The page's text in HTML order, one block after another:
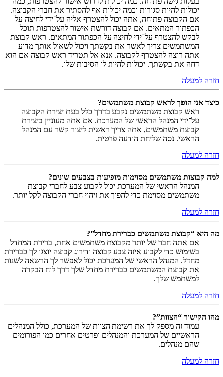
יכולות להיות סגורות וכמה יכולות אף להסתיר את חברי הקבוצה.
אם הקבוצה פתוחה, אתה יכול להצטרף אליה על־ידי לחיצה על
הכפתור המתאים. אם קבוצה דורשת אישור להצטרפות תוכל
לבקש להצטרף על־ידי לחיצה על הכפתור המתאים. ראש קבוצת
המשתמשים צריך לאשר את בקשתך ויכול לשאול אותך מדוע
אתה רוצה להצטרף לקבוצה. אנא אל תטריד ראש קבוצה אם הוא
דחה את בקשתך. יכולות להיות לו הסיבות שלו.
חזרה למעלה
כיצד אני הופך לראש קבוצת משתמשים?
ראש קבוצת משתמשים נקבע בדרך כלל בעת יצירת הקבוצה
על־ידי המנהל הראשי של המערכת. אם אתה מעוניין ביצירת
קבוצת משתמשים, אתה צריך ראשית ליצור קשר עם המנהל
הראשי. נסה שליחת הודעה פרטית.
חזרה למעלה
למה קבוצות משתמשים מסוימות מופיעות בצבעים שונים?
המנהל הראשי של המערכת יכול לקבוע צבע לחברי קבוצת
משתמשים מסוימת כדי להפוך את זיהוי חברי הקבוצה לקל יותר.
חזרה למעלה
מה היא “קבוצת משתמשים כברירת מחדל”?
אם אתה חבר של יותר מקבוצת משתמשים אחת, ברירת המחדל
בשימוש כדי לקבוע איזה צבע קבוצה ודירוג קבוצה יוצגו לך כברירת
מחדל. המנהל הראשי של המערכת יכול לאפשר לך הרשאה לשנות
את קבוצת המשתמשים כברירת מחדל שלך דרך לוח הבקרה
למשתמש שלך.
חזרה למעלה
מהו הקישור “הצוות”?
עמוד זה מספק לך את רשימת הצוות של המערכת, כולל המנהלים
הראשיים של המערכת והמנהלים ופרטים אחרים כמו הפורומים
שהם מנהלים.
חזרה למעלה